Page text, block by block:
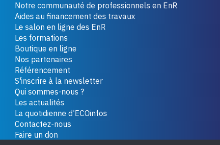
Notre communauté de professionnels en EnR
Aides au financement des travaux
Le salon en ligne des EnR
Les formations
Boutique en ligne
Nos partenaires
Référencement
S'inscrire à la newsletter
Qui sommes-nous ?
Les actualités
La quotidienne d'ECOinfos
Contactez-nous
Faire un don